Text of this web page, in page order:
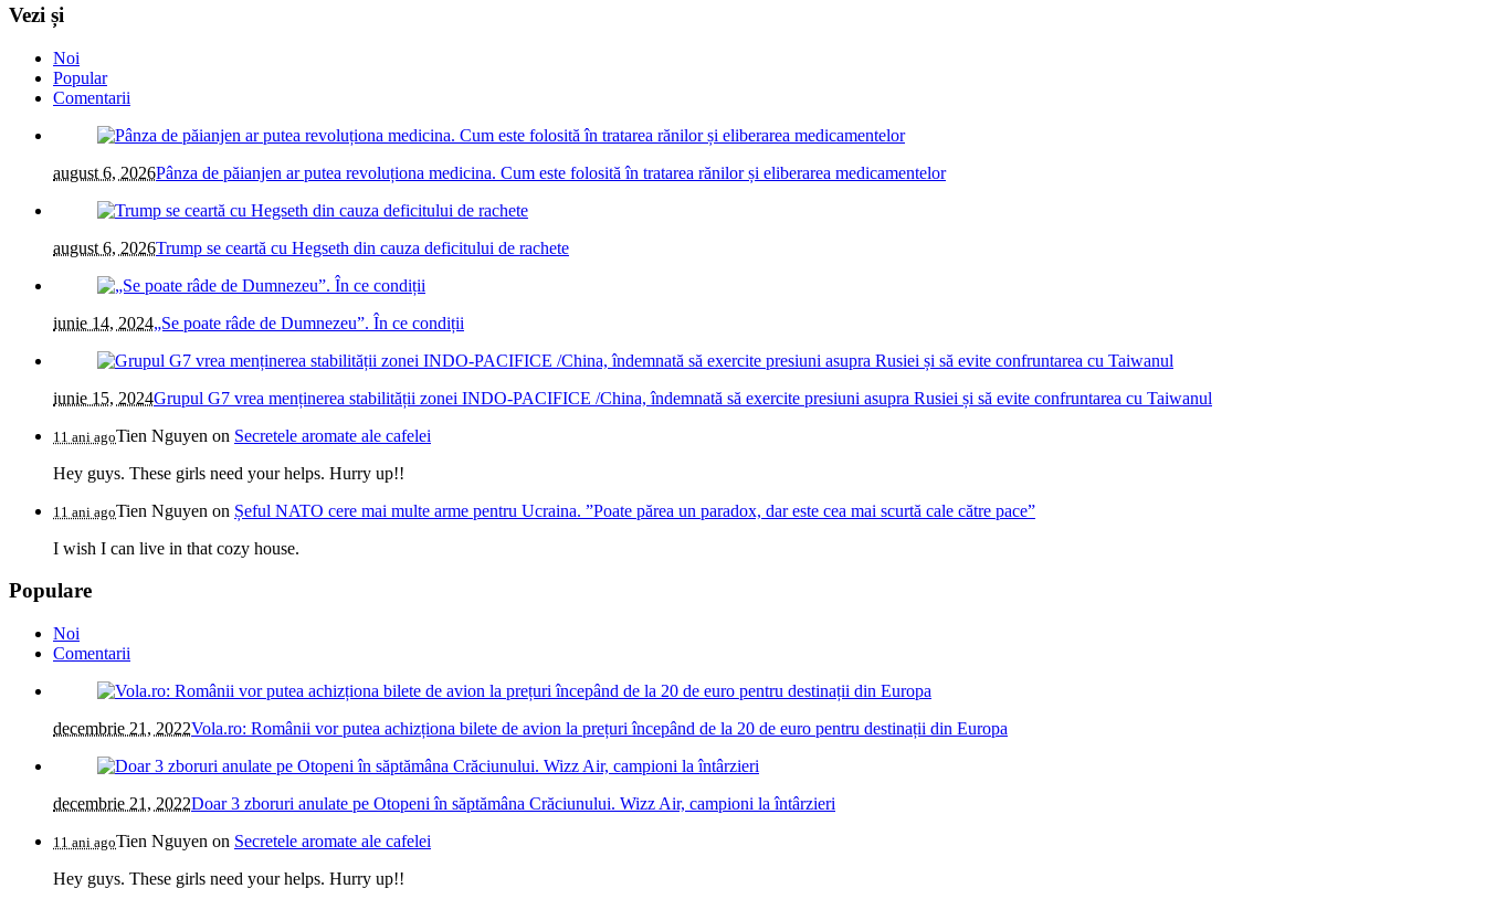
Vezi și
Noi
Popular
Comentarii
august 6, 2026Pânza de păianjen ar putea revoluționa medicina. Cum este folosită în tratarea rănilor și eliberarea medicamentelor
august 6, 2026Trump se ceartă cu Hegseth din cauza deficitului de rachete
iunie 14, 2024„Se poate râde de Dumnezeu”. În ce condiții
iunie 15, 2024Grupul G7 vrea menținerea stabilității zonei INDO-PACIFICE /China, îndemnată să exercite presiuni asupra Rusiei și să evite confruntarea cu Taiwanul
11 ani agoTien Nguyen on Secretele aromate ale cafelei
Hey guys. These girls need your helps. Hurry up!!
11 ani agoTien Nguyen on Șeful NATO cere mai multe arme pentru Ucraina. ”Poate părea un paradox, dar este cea mai scurtă cale către pace”
I wish I can live in that cozy house.
Populare
Noi
Comentarii
decembrie 21, 2022Vola.ro: Românii vor putea achizționa bilete de avion la prețuri începând de la 20 de euro pentru destinații din Europa
decembrie 21, 2022Doar 3 zboruri anulate pe Otopeni în săptămâna Crăciunului. Wizz Air, campioni la întârzieri
11 ani agoTien Nguyen on Secretele aromate ale cafelei
Hey guys. These girls need your helps. Hurry up!!